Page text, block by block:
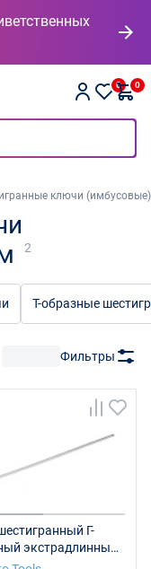
0 0
ключи (имбусовые)
2
Т-образные
Фильтры
Г-
экстрадлинный
H1.27, длина 80мм